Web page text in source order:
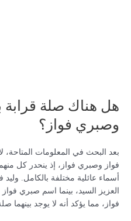
هل هناك صلة قرابة
وصبري فواز؟
بعد البحث في المعلومات المتاحة،
فواز وصبري فواز، إذ ينحدر كل
أسماء عائلية مختلفة بالكامل.
العزيز السيد، بينما اسم صبري
فواز، مما يؤكد أنه لا يوجد بينهما